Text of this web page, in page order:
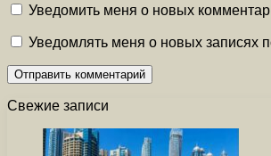
Уведомить меня о новых
Уведомлять меня о новых записях
Свежие записи